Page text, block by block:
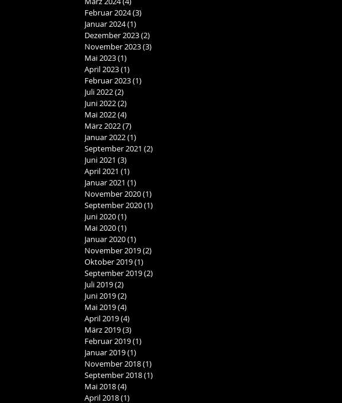
Februar 2024(3)
Januar 2024(1)
Dezember 2023(2)
November 2023(3)
Mai 2023(1)
April 2023(1)
Februar 2023(1)
Juli 2022(2)
Juni 2022(2)
Mai 2022(4)
März 2022(7)
Januar 2022(1)
September 2021 (2)
Juni 2021 (3)
April 2021 (1)
Januar 2021 (1)
November 2020(1)
September 2020(1)
Juni 2020(1)
Mai 2020(1)
Januar 2020(1)
November 2019(2)
Oktober 2019(1)
September 2019(2)
Juli 2019(2)
Juni 2019(2)
Mai 2019(4)
April 2019(4)
März 2019(3)
Februar 2019(1)
Januar 2019(1)
November 2018(1)
September 2018(1)
Mai 2018(4)
April 2018(1)